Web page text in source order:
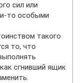
сил или
то особыми
такого
то, что
сгнивший ящик